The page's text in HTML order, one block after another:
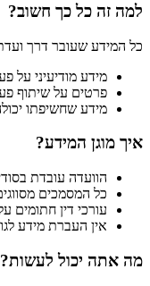
למה זה כל כך חשוב?
כל המידע שעובר דרך
מידע מודיעיני על
פרטים על שיתוף
מידע שחשיפתו
איך מוגן המידע?
הוועדה עובדת
כל המסמכים
עורכי דין חתומים
אין העברת מידע
מה אתה יכול לעשות?